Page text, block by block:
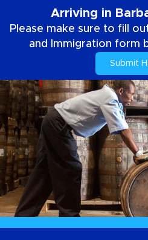
Arriving in
Please make sure to fill
and Immigration form
Submit